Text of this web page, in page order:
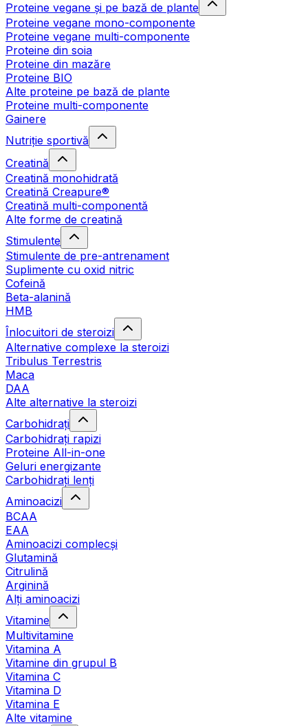
Proteine vegane și pe bază de plante
Proteine vegane mono-componente
Proteine vegane multi-componente
Proteine din soia
Proteine din mazăre
Proteine BIO
Alte proteine pe bază de plante
Proteine multi-componente
Gainere
Nutriție sportivă
Creatină
Creatină monohidrată
Creatină Creapure®
Creatină multi-componentă
Alte forme de creatină
Stimulente
Stimulente de pre-antrenament
Suplimente cu oxid nitric
Cofeină
Beta-alanină
HMB
Înlocuitori de steroizi
Alternative complexe la steroizi
Tribulus Terrestris
Maca
DAA
Alte alternative la steroizi
Carbohidrați
Carbohidrați rapizi
Proteine All-in-one
Geluri energizante
Carbohidrați lenți
Aminoacizi
BCAA
EAA
Aminoacizi complecși
Glutamină
Citrulină
Arginină
Alți aminoacizi
Vitamine
Multivitamine
Vitamina A
Vitamine din grupul B
Vitamina C
Vitamina D
Vitamina E
Alte vitamine